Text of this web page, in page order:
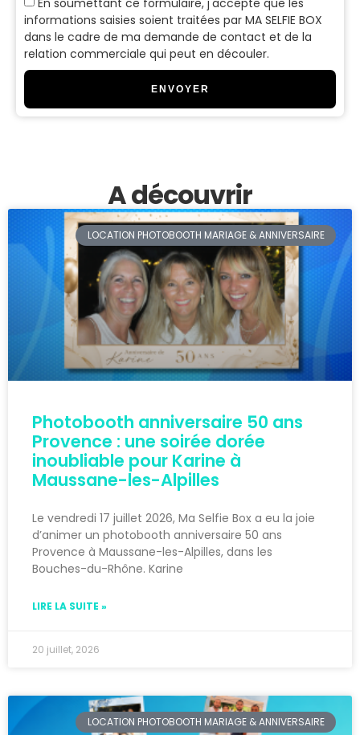
informations saisies soient traitées par MA SELFIE BOX
dans le cadre de ma demande de contact et de la
relation commerciale qui peut en découler.
ENVOYER
A découvrir
LOCATION PHOTOBOOTH MARIAGE & ANNIVERSAIRE
Photobooth anniversaire 50 ans
Provence : une soirée dorée
inoubliable pour Karine à
Maussane-les-Alpilles
Le vendredi 17 juillet 2026, Ma Selfie Box a eu la joie
d’animer un photobooth anniversaire 50 ans
Provence à Maussane-les-Alpilles, dans les
Bouches-du-Rhône. Karine
LIRE LA SUITE »
20 juillet, 2026
LOCATION PHOTOBOOTH MARIAGE & ANNIVERSAIRE